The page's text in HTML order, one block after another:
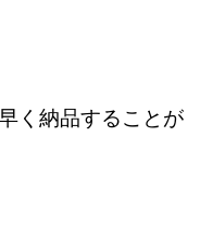
く納品することが